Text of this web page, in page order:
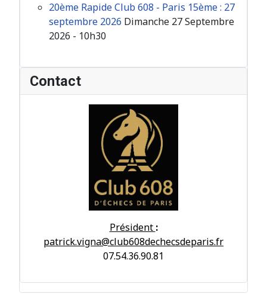
20ème Rapide Club 608 - Paris 15ème : 27
septembre 2026 Dimanche 27 Septembre
2026 - 10h30
Contact
Président :
patrick.vigna@club608dechecsdeparis.fr
07.54.36.90.81